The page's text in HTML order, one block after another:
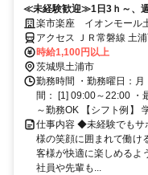
≪未経験歓迎≫1日3ｈ～、
／笑顔が溢れる楽しい職場
楽市楽座 イオンモール
アクセス ＪＲ常磐線 土
歩約82分、つくばエクス
ル土浦店」内
時給1,100円以上
茨城県土浦市
勤務時間 ・勤務曜日：
間： [1] 09:00～22:00 ・
～勤務OK 【シフト例】
仕事内容 ◆未経験でもサ
様の笑顔に囲まれて働け
客様が快適に楽しめるよ
社員や先輩も...